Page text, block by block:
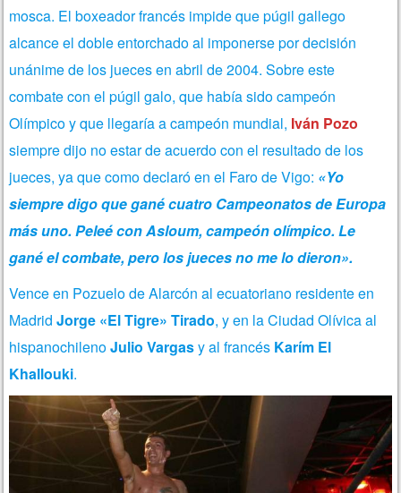
mosca. El boxeador francés impide que púgil gallego
alcance el doble entorchado al imponerse por decisión
unánime de los jueces en abril de 2004. Sobre este
combate con el púgil galo, que había sido campeón
Olímpico y que llegaría a campeón mundial, Iván Pozo
siempre dijo no estar de acuerdo con el resultado de los
jueces, ya que como declaró en el Faro de Vigo: «Yo
siempre digo que gané cuatro Campeonatos de Europa
más uno. Peleé con Asloum, campeón olímpico. Le
gané el combate, pero los jueces no me lo dieron».
Vence en Pozuelo de Alarcón al ecuatoriano residente en
MadridJorge «El Tigre» Tirado, y en la Ciudad Olívica al
hispanochilenoJulio Vargasy al francés Karím El
Khallouki.